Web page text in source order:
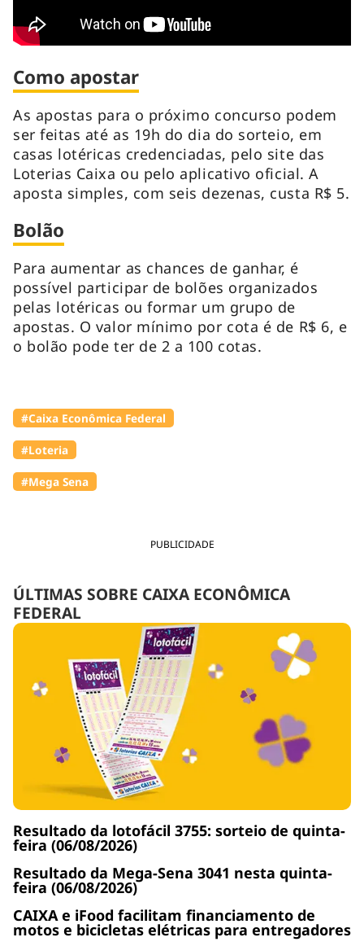
PUBLICIDADE
ÚLTIMAS SOBRE CAIXA ECONÔMICA
FEDERAL
Resultado da lotofácil 3755: sorteio de quinta-
feira (06/08/2026)
Resultado da Mega-Sena 3041 nesta quinta-
feira (06/08/2026)
CAIXA e iFood facilitam financiamento de
motos e bicicletas elétricas para entregadores
Como apostar
As apostas para o próximo concurso podem
ser feitas até as 19h do dia do sorteio, em
casas lotéricas credenciadas, pelo site das
Loterias Caixa ou pelo aplicativo oficial. A
aposta simples, com seis dezenas, custa R$ 5.
Bolão
Para aumentar as chances de ganhar, é
possível participar de bolões organizados
pelas lotéricas ou formar um grupo de
apostas. O valor mínimo por cota é de R$ 6, e
o bolão pode ter de 2 a 100 cotas.
#Caixa Econômica Federal
#Loteria
#Mega Sena